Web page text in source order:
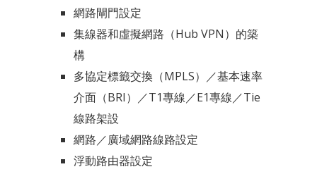
網路閘門設定
集線器和虛擬網路（Hub VPN）的築
構
多協定標籤交換（MPLS）／基本速率
介面（BRI）／T1專線／E1專線／Tie
線路架設
網路／廣域網路線路設定
浮動路由器設定